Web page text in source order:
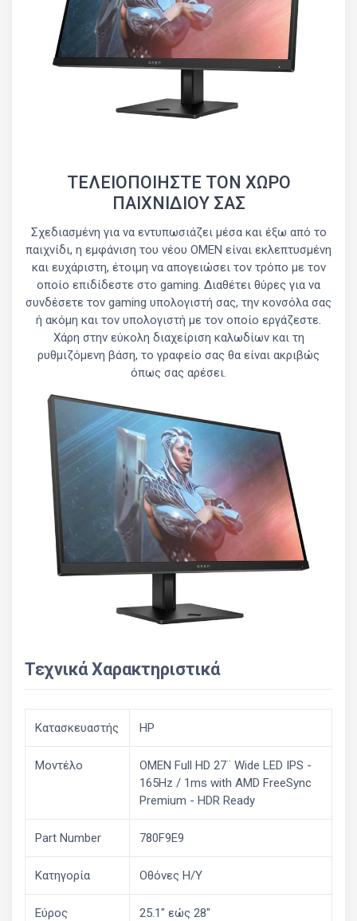
ΤΕΛΕΙΟΠΟΙΗΣΤΕ ΤΟΝ ΧΩΡΟ
ΠΑΙΧΝΙΔΙΟΥ ΣΑΣ
Σχεδιασμένη για να εντυπωσιάζει μέσα και έξω από το
παιχνίδι, η εμφάνιση του νέου OMEN είναι εκλεπτυσμένη
και ευχάριστη, έτοιμη να απογειώσει τον τρόπο με τον
οποίο επιδίδεστε στο gaming. Διαθέτει θύρες για να
συνδέσετε τον gaming υπολογιστή σας, την κονσόλα σας
ή ακόμη και τον υπολογιστή με τον οποίο εργάζεστε.
Χάρη στην εύκολη διαχείριση καλωδίων και τη
ρυθμιζόμενη βάση, το γραφείο σας θα είναι ακριβώς
όπως σας αρέσει.
Τεχνικά Χαρακτηριστικά
Κατασκευαστής HP
Μοντέλο
OMEN Full HD 27¨ Wide LED IPS -
165Hz / 1ms with AMD FreeSync
Premium - HDR Ready
Part Number 780F9E9
Κατηγορία Οθόνες Η/Υ
Εύρος
25.1" εώς 28"